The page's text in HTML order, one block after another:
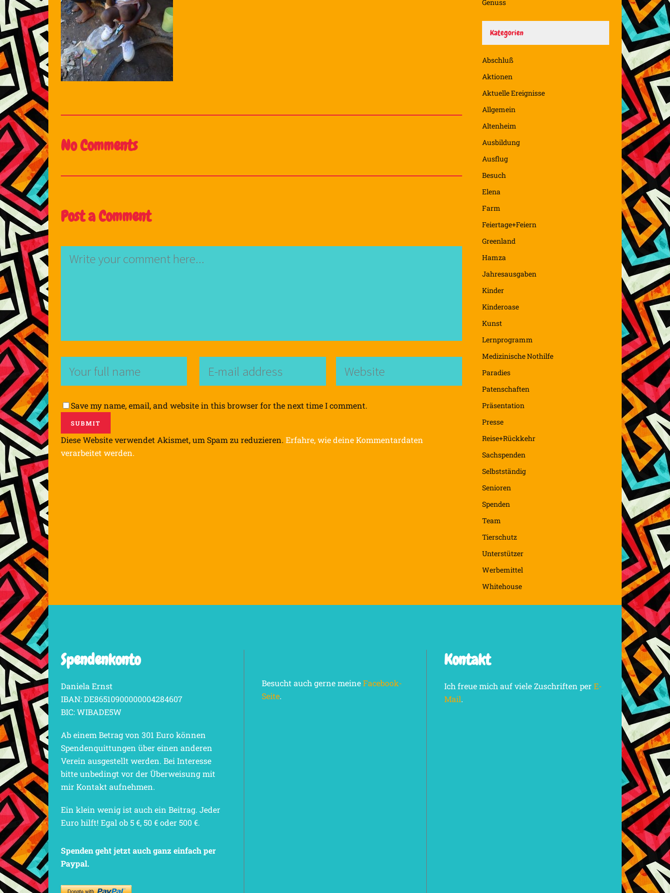
No Comments
Post a Comment
Save my name, email, and website in this browser for the next time I comment.
Diese Website verwendet Akismet, um Spam zu reduzieren. Erfahre, wie deine Kommentardaten
verarbeitet werden.
Genuss
Kategorien
Abschluß
Aktionen
Aktuelle Ereignisse
Allgemein
Altenheim
Ausbildung
Ausflug
Besuch
Elena
Farm
Feiertage+Feiern
Greenland
Hamza
Jahresausgaben
Kinder
Kinderoase
Kunst
Lernprogramm
Medizinische Nothilfe
Paradies
Patenschaften
Präsentation
Presse
Reise+Rückkehr
Sachspenden
Selbstständig
Senioren
Spenden
Team
Tierschutz
Unterstützer
Werbemittel
Whitehouse
Spendenkonto
Daniela Ernst
IBAN: DE86510900000004284607
BIC: WIBADE5W
Ab einem Betrag von 301 Euro können
Spendenquittungen über einen anderen
Verein ausgestellt werden. Bei Interesse
bitte unbedingt vor der Überweisung mit
mir Kontakt aufnehmen.
Ein klein wenig ist auch ein Beitrag. Jeder
Euro hilft! Egal ob 5 €, 50 € oder 500 €.
Spenden geht jetzt auch ganz einfach per
Paypal.
Besucht auch gerne meineFacebook-
Seite.
Kontakt
Ich freue mich auf viele Zuschriften perE-
Mail.